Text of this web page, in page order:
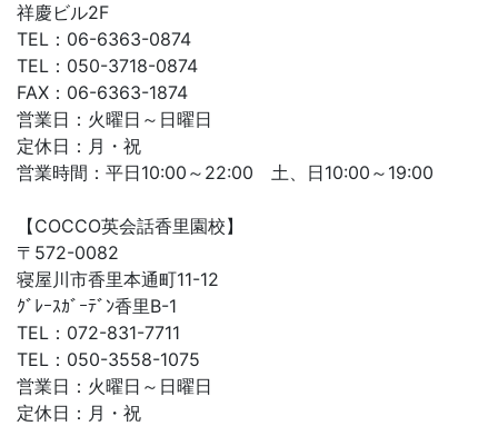
祥慶ビル2F
TEL：06-6363-0874
TEL：050-3718-0874
FAX：06-6363-1874
営業日：火曜日～日曜日
定休日：月・祝
営業時間：平日10:00～22:00 土、日10:00～19:00
【COCCO英会話香里園校】
〒572-0082
寝屋川市香里本通町11-12
ｸﾞﾚｰｽｶﾞｰﾃﾞﾝ香里B-1
TEL：072-831-7711
TEL：050-3558-1075
営業日：火曜日～日曜日
定休日：月・祝